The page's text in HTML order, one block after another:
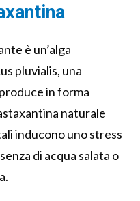
è un’alga
pluvialis, una
in forma
naturale
inducono uno stress
di acqua salata o